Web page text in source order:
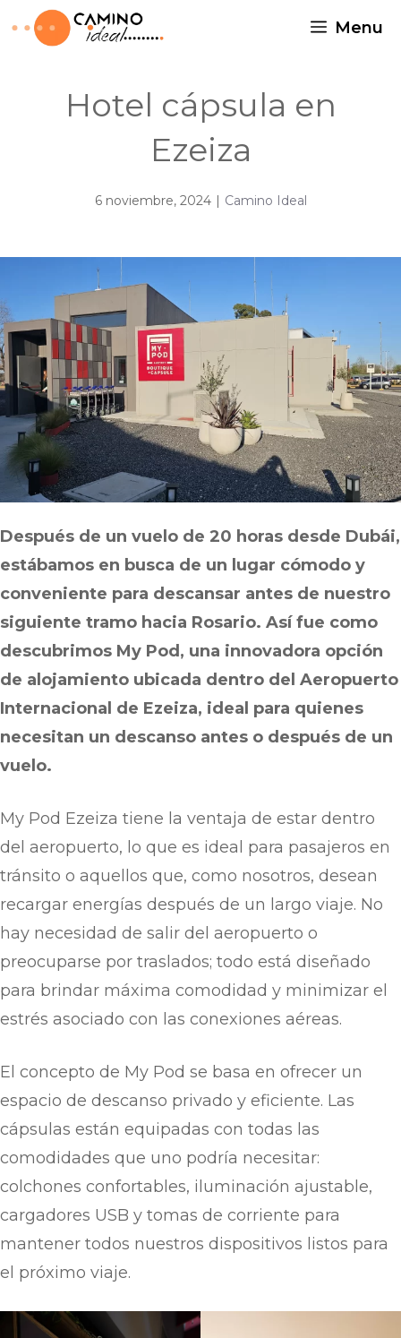
Menu
Hotel cápsula en
Ezeiza
6 noviembre, 2024 | Camino Ideal
Después de un vuelo de 20 horas desde Dubái,
estábamos en busca de un lugar cómodo y
conveniente para descansar antes de nuestro
siguiente tramo hacia Rosario. Así fue como
descubrimos My Pod, una innovadora opción
de alojamiento ubicada dentro del Aeropuerto
Internacional de Ezeiza, ideal para quienes
necesitan un descanso antes o después de un
vuelo.
My Pod Ezeiza tiene la ventaja de estar dentro
del aeropuerto, lo que es ideal para pasajeros en
tránsito o aquellos que, como nosotros, desean
recargar energías después de un largo viaje. No
hay necesidad de salir del aeropuerto o
preocuparse por traslados; todo está diseñado
para brindar máxima comodidad y minimizar el
estrés asociado con las conexiones aéreas.
El concepto de My Pod se basa en ofrecer un
espacio de descanso privado y eficiente. Las
cápsulas están equipadas con todas las
comodidades que uno podría necesitar:
colchones confortables, iluminación ajustable,
cargadores USB y tomas de corriente para
mantener todos nuestros dispositivos listos para
el próximo viaje.